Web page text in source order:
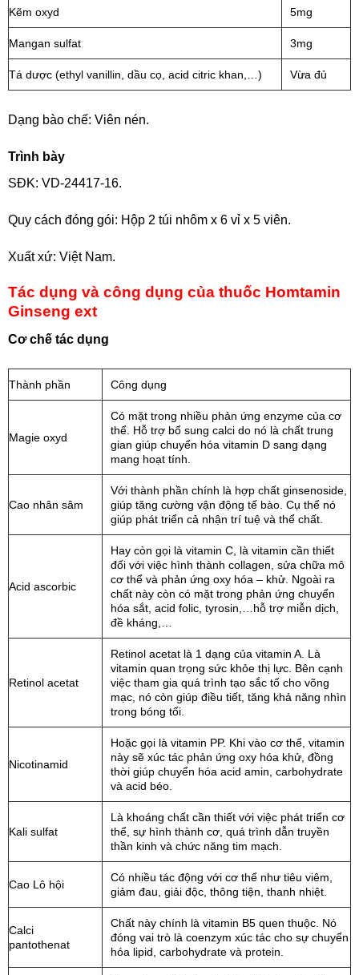
Kẽm oxyd 5mg
Mangan sulfat 3mg
Tá dược (ethyl vanillin, dầu cọ, acid citric khan,…) Vừa đủ
Dạng bào chế: Viên nén.
Trình bày
SĐK: VD-24417-16.
Quy cách đóng gói: Hộp 2 túi nhôm x 6 vỉ x 5 viên.
Xuất xứ: Việt Nam.
Tác dụng và công dụng của thuốc Homtamin
Ginseng ext
Cơ chế tác dụng
Thành phần Công dụng
Magie oxyd
Có mặt trong nhiều phản ứng enzyme của cơ
thể. Hỗ trợ bổ sung calci do nó là chất trung
gian giúp chuyển hóa vitamin D sang dạng
mang hoạt tính.
Cao nhân sâm
Với thành phần chính là hợp chất ginsenoside,
giúp tăng cường vận động tế bào. Cụ thể nó
giúp phát triển cả nhận trí tuệ và thể chất.
Acid ascorbic
Hay còn gọi là vitamin C, là vitamin cần thiết
đối với việc hình thành collagen, sửa chữa mô
cơ thể và phản ứng oxy hóa – khử. Ngoài ra
chất này còn có mặt trong phản ứng chuyển
hóa sắt, acid folic, tyrosin,…hỗ trợ miễn dịch,
đề kháng,…
Retinol acetat
Retinol acetat là 1 dạng của vitamin A. Là
vitamin quan trọng sức khỏe thị lực. Bên cạnh
việc tham gia quá trình tạo sắc tố cho võng
mạc, nó còn giúp điều tiết, tăng khả năng nhìn
trong bóng tối.
Nicotinamid
Hoặc gọi là vitamin PP. Khi vào cơ thể, vitamin
này sẽ xúc tác phản ứng oxy hóa khử, đồng
thời giúp chuyển hóa acid amin, carbohydrate
và acid béo.
Kali sulfat
Là khoáng chất cần thiết với việc phát triển cơ
thể, sự hình thành cơ, quá trình dẫn truyền
thần kinh và chức năng tim mạch.
Cao Lô hội
Có nhiều tác động với cơ thể như tiêu viêm,
giảm đau, giải độc, thông tiện, thanh nhiệt.
Calci
pantothenat
Chất này chính là vitamin B5 quen thuộc. Nó
đóng vai trò là coenzym xúc tác cho sự chuyển
hóa lipid, carbohydrate và protein.